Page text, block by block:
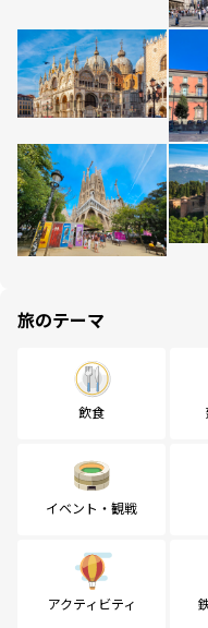
旅のテーマ
飲食
イベント・観戦
アクティビティ